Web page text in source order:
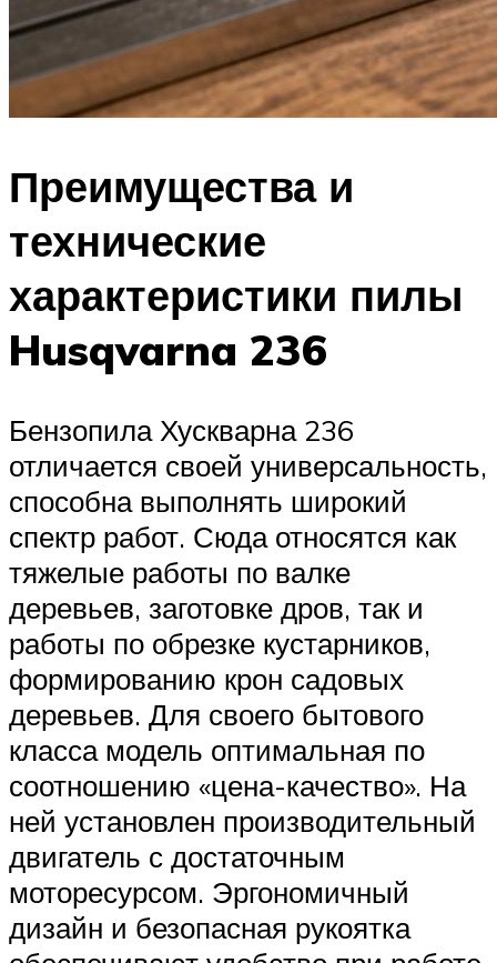
Преимущества и
технические
характеристики пилы
Husqvarna 236
Бензопила Хускварна 236
отличается своей универсальность,
способна выполнять широкий
спектр работ. Сюда относятся как
тяжелые работы по валке
деревьев, заготовке дров, так и
работы по обрезке кустарников,
формированию крон садовых
деревьев. Для своего бытового
класса модель оптимальная по
соотношению «цена-качество». На
ней установлен производительный
двигатель с достаточным
моторесурсом. Эргономичный
дизайн и безопасная рукоятка